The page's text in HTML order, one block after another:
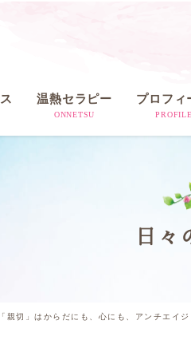
温熱セラピー
ONNETSU
プロフィ
PROFILE
日々
「親切」はからだにも、心にも、アンチエイジ